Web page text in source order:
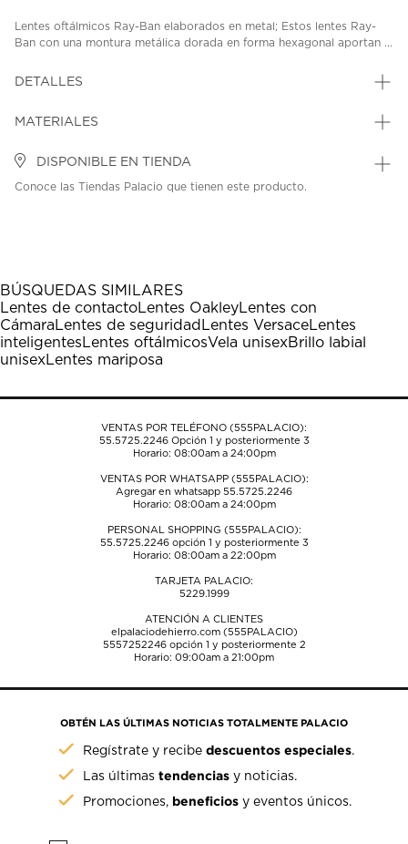
Lentes oftálmicos Ray-Ban elaborados en metal; Estos lentes Ray-
Ban con una montura metálica dorada en forma hexagonal aportan ...
DETALLES
MATERIALES
DISPONIBLE EN TIENDA
Conoce las Tiendas Palacio que tienen este producto.
BÚSQUEDAS SIMILARES
Lentes de contactoLentes OakleyLentes con
CámaraLentes de seguridad Lentes VersaceLentes
inteligentesLentes oftálmicosVela unisexBrillo labial
unisexLentes mariposa
VENTAS POR TELÉFONO (555PALACIO):
55.5725.2246Opción 1 y posteriormente 3
Horario: 08:00am a 24:00pm
VENTAS POR WHATSAPP (555PALACIO):
Agregar en whatsapp 55.5725.2246
Horario: 08:00am a 24:00pm
PERSONAL SHOPPING (555PALACIO):
55.5725.2246opción 1 y posteriormente 3
Horario: 08:00am a 22:00pm
TARJETA PALACIO:
5229.1999
ATENCIÓN A CLIENTES
elpalaciodehierro.com (555PALACIO)
5557252246opción 1 y posteriormente 2
Horario: 09:00am a 21:00pm
OBTÉN LAS ÚLTIMAS NOTICIAS TOTALMENTE PALACIO
Regístrate y recibedescuentos especiales.
Las últimastendencias y noticias.
Promociones, beneficios y eventos únicos.